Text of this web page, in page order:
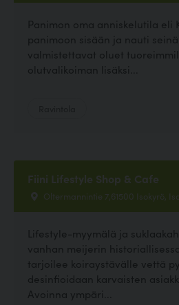
Panimon oma anniskelutila eli
panimoon sisään ja nauti
valmistettavat oluet
olutvalikoiman lisäksi...
Fiini Lifestyle Shop & Cafe
Oltermannintie 7,61500 Isokyrö,
Lifestyle-myymälä ja
vanhan meijerin
tarjoilee koiraystävälle vettä
desinfioidaan karvaisten
Avoinna ympäri...